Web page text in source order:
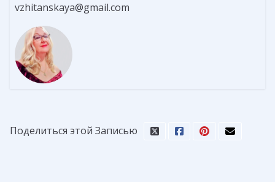
vzhitanskaya@gmail.com
Поделиться этой Записью